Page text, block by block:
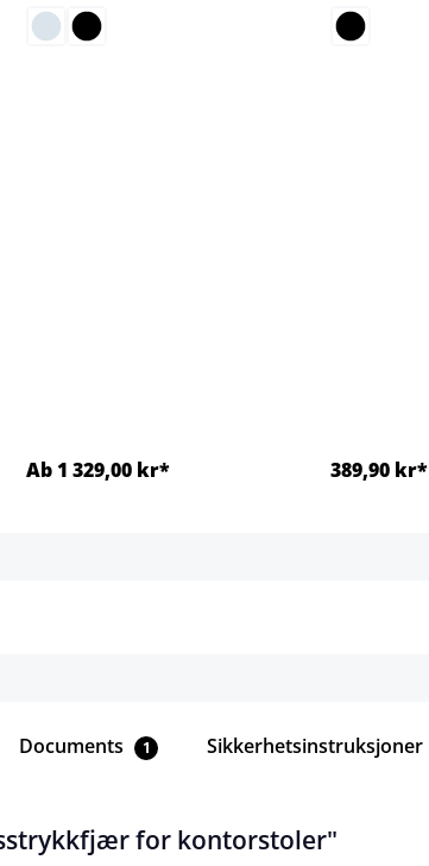
Ab 1 329,00 kr* 389,90 kr*
Documents 1 Sikkerhetsinstruksjoner
for kontorstoler"